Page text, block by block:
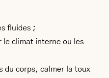
fluides ;
le climat interne ou les
du corps, calmer la toux